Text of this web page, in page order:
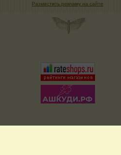
Разместить рекламу на сайте